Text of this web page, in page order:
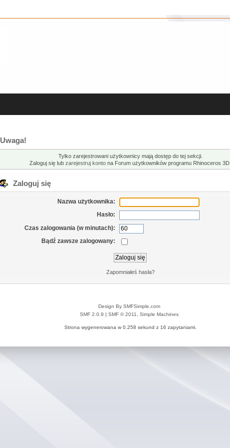
Uwaga!
Tylko zarejestrowani użytkownicy mają dostęp do tej sekcji.
Zaloguj się lub zarejestruj konto na Forum użytkowników programu Rhinoceros 3D.
Zaloguj się
Nazwa użytkownika:
Hasło:
Czas zalogowania (w minutach):
Bądź zawsze zalogowany:
Zapomniałeś hasła?
Design By SMFSimple.com
SMF 2.0.9
SMF © 2011, Simple Machines
Strona wygenerowana w 0.258 sekund z 16 zapytaniami.